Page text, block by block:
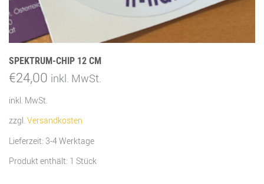
SPEKTRUM-CHIP 12 CM
€24,00 inkl. MwSt.
inkl. MwSt.
zzgl. Versandkosten
Lieferzeit: 3-4 Werktage
Produkt enthält: 1 Stück